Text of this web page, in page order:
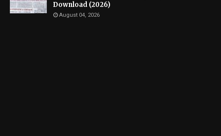
Download (2026)
August 04, 2026